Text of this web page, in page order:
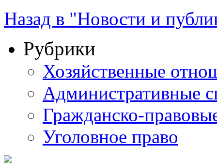
Назад в "Новости и
Рубрики
Хозяйственные
Административные
Гражданско-
Уголовное право